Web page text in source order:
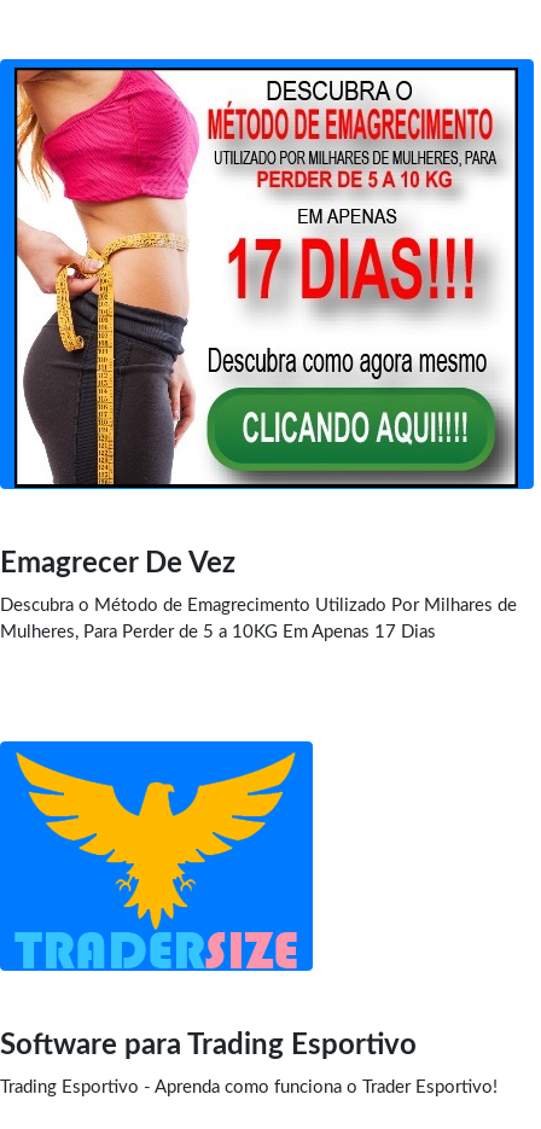
Emagrecer De Vez
Descubra o Método de Emagrecimento Utilizado Por Milhares de
Mulheres, Para Perder de 5 a 10KG Em Apenas 17 Dias
Software para Trading Esportivo
Trading Esportivo - Aprenda como funciona o Trader Esportivo!